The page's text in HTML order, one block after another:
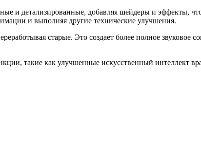
и детализированные, добавляя шейдеры и эффекты,
и выполняя другие технические улучшения.
старые. Это создает более полное звуковое
такие как улучшенные искусственный интеллект